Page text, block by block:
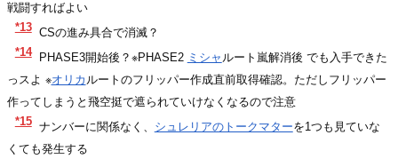
戦闘すればよい
*13 CSの進み具合で消滅？
*14 PHASE3開始後？※PHASE2 ミシャ ルート嵐解消後 でも入手できた
っスよ ※オリカ ルートのフリッパー作成直前取得確認。ただしフリッパー
作ってしまうと飛空挺で遮られていけなくなるので注意
*15 ナンバーに関係なく、 シュレリアのトークマターを1つも見ていな
くても発生する